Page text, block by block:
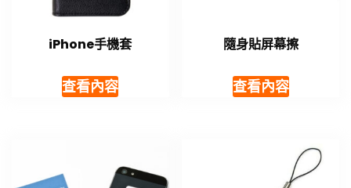
iPhone手機套
查看內容
隨身貼屏幕擦
查看內容